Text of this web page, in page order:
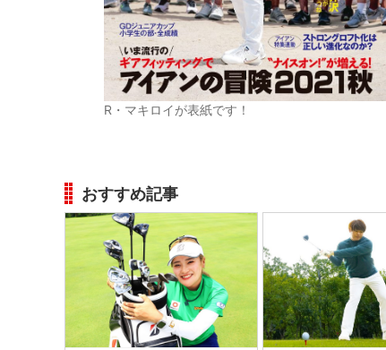
R・マキロイが表紙です！
おすすめ記事